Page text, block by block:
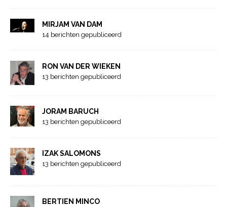
MIRJAM VAN DAM
14 berichten gepubliceerd
RON VAN DER WIEKEN
13 berichten gepubliceerd
JORAM BARUCH
13 berichten gepubliceerd
IZAK SALOMONS
13 berichten gepubliceerd
BERTIEN MINCO